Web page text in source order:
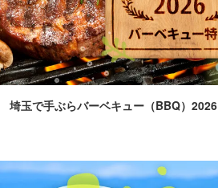
埼玉で手ぶらバーベキュー（BBQ）2026